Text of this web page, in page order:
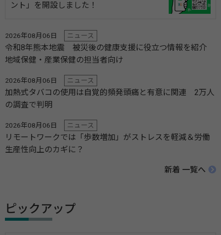
ント」を開設しました！
2026年08月06日 ニュース
令和8年熊本地震 被災後の健康支援に役立つ情報を紹介
地域保健・産業保健の担当者向け
2026年08月06日 ニュース
加熱式タバコの使用は自覚的頻発頭痛と有意に関連 2万人
の調査で判明
2026年08月06日 ニュース
リモートワークでは「歩数増加」がストレスを軽減＆労働
生産性向上のカギに？
新着 一覧へ
ピックアップ